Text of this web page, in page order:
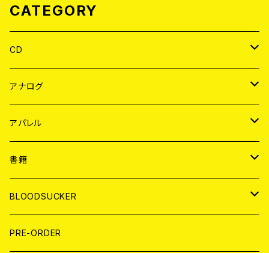
CATEGORY
CD
JAPAN
WORLD
アナログ
JAPAN
７EP
LP
WORLD
7EP
LP
アパレル
JAPAN
T-shirt
HOOD
WORLD
T-shirt
書籍
MAGAZINE
BOLLOCKS
写真集 (PHOTOBOOK)
BLOODSUCKER
CD
PRE-ORDER